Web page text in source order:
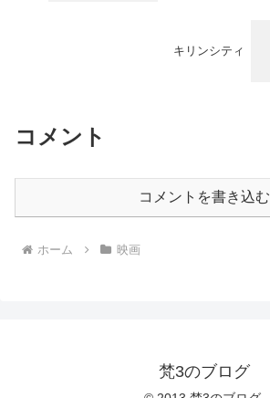
キリンシティ
コメント
コメントを書き込む
ホーム 映画
梵3のブログ